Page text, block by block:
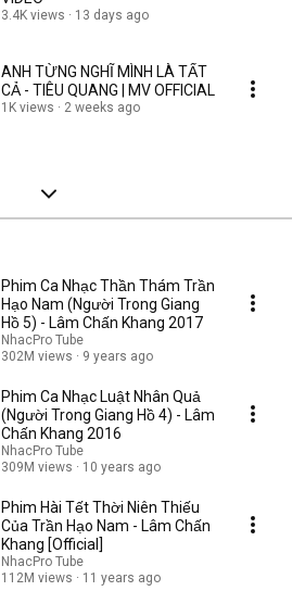
3.4K views 13 days ago
ANH TỪNG NGHĨ MÌNH LÀ TẤT
CẢ - TIÊU QUANG | MV OFFICIAL
1K views 2 weeks ago
Phim Ca Nhạc Thần Thám Trần
Hạo Nam (Người Trong Giang
Hồ 5) - Lâm Chấn Khang 2017
NhacPro Tube
302M views
9 years ago
Phim Ca Nhạc Luật Nhân Quả
(Người Trong Giang Hồ 4) - Lâm
Chấn Khang 2016
NhacPro Tube
309M views
10 years ago
Phim Hài Tết Thời Niên Thiếu
Của Trần Hạo Nam - Lâm Chấn
Khang [Official]
NhacPro Tube
112M views
11 years ago